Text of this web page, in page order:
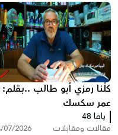
كلّنا رمزي أبو طالب ..بقلم:
عمر سكسك
يافا 48
مقالات ومقابلات 07/2026